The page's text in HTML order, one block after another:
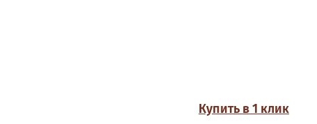
Купить в 1 клик